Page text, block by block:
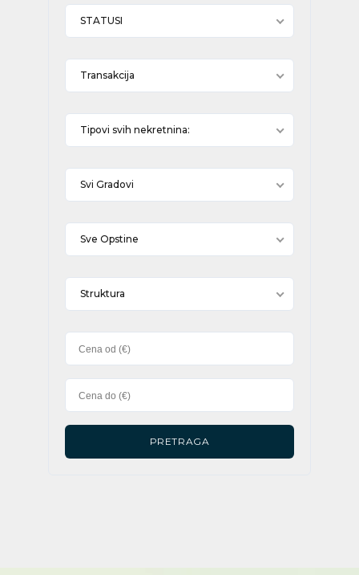
STATUSI
Transakcija
Tipovi svih nekretnina:
Svi Gradovi
Sve Opstine
Struktura